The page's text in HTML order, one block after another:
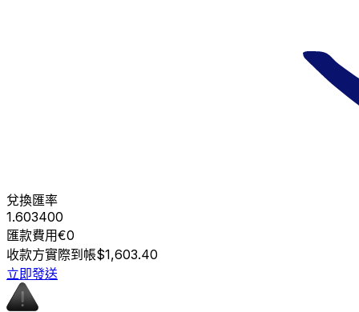
兌換匯率
1.603400
匯款費用€0
收款方實際到帳$1,603.40
立即發送